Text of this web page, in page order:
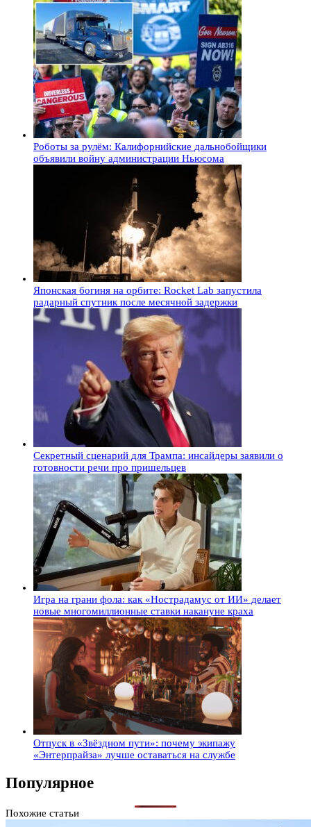
Роботы за рулём: Калифорнийские дальнобойщики
объявили войну администрации Ньюсома
Японская богиня на орбите: Rocket Lab запустила
радарный спутник после месячной задержки
Секретный сценарий для Трампа: инсайдеры заявили о
готовности речи про пришельцев
Игра на грани фола: как «Нострадамус от ИИ» делает
новые многомиллионные ставки накануне краха
Отпуск в «Звёздном пути»: почему экипажу
«Энтерпрайза» лучше оставаться на службе
Популярное
Похожие статьи